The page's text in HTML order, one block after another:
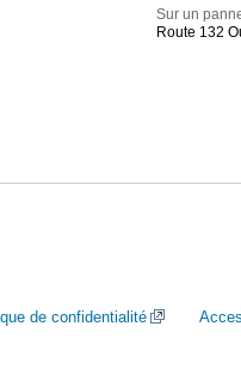
Sur un
Route 132
de confidentialité